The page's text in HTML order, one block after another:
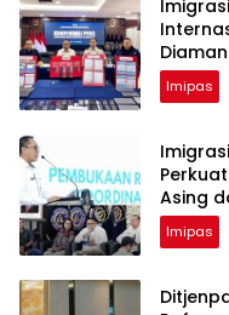
Imipas
Asing
Imipas